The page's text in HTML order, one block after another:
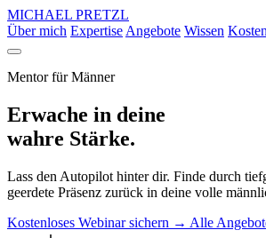
MICHAEL PRETZL
Über mich Expertise Angebote Wissen
Mentor für Männer
Erwache in deine
wahre Stärke.
Lass den Autopilot hinter dir. Finde durch
geerdete Präsenz zurück in deine volle
Kostenloses Webinar sichern → Alle